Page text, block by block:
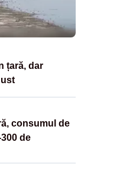
țară, dar
consumul de
de